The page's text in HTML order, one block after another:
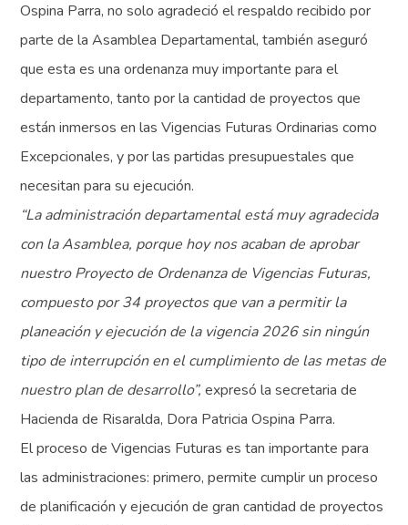
Ospina Parra, no solo agradeció el respaldo recibido por
parte de la Asamblea Departamental, también aseguró
que esta es una ordenanza muy importante para el
departamento, tanto por la cantidad de proyectos que
están inmersos en las Vigencias Futuras Ordinarias como
Excepcionales, y por las partidas presupuestales que
necesitan para su ejecución.
“La administración departamental está muy agradecida
con la Asamblea, porque hoy nos acaban de aprobar
nuestro Proyecto de Ordenanza de Vigencias Futuras,
compuesto por 34 proyectos que van a permitir la
planeación y ejecución de la vigencia 2026 sin ningún
tipo de interrupción en el cumplimiento de las metas de
nuestro plan de desarrollo”, expresó la secretaria de
Hacienda de Risaralda, Dora Patricia Ospina Parra.
El proceso de Vigencias Futuras es tan importante para
las administraciones: primero, permite cumplir un proceso
de planificación y ejecución de gran cantidad de proyectos